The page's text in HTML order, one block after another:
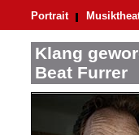
Portrait
Klang
Beat Furrer